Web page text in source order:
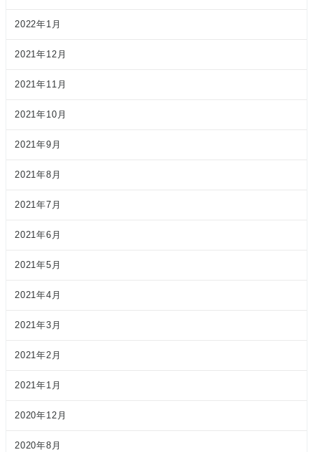
2022年1月
2021年12月
2021年11月
2021年10月
2021年9月
2021年8月
2021年7月
2021年6月
2021年5月
2021年4月
2021年3月
2021年2月
2021年1月
2020年12月
2020年8月